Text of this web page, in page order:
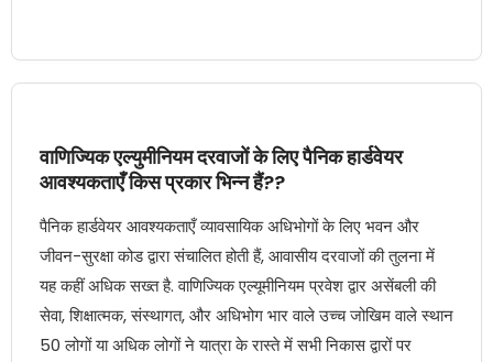
वाणिज्यिक एल्युमीनियम दरवाजों के लिए पैनिक हार्डवेयर
आवश्यकताएँ किस प्रकार भिन्न हैं??
पैनिक हार्डवेयर आवश्यकताएँ व्यावसायिक अधिभोगों के लिए भवन और
जीवन-सुरक्षा कोड द्वारा संचालित होती हैं, आवासीय दरवाजों की तुलना में
यह कहीं अधिक सख्त है. वाणिज्यिक एल्यूमीनियम प्रवेश द्वार असेंबली की
सेवा, शिक्षात्मक, संस्थागत, और अधिभोग भार वाले उच्च जोखिम वाले स्थान
50 लोगों या अधिक लोगों ने यात्रा के रास्ते में सभी निकास द्वारों पर